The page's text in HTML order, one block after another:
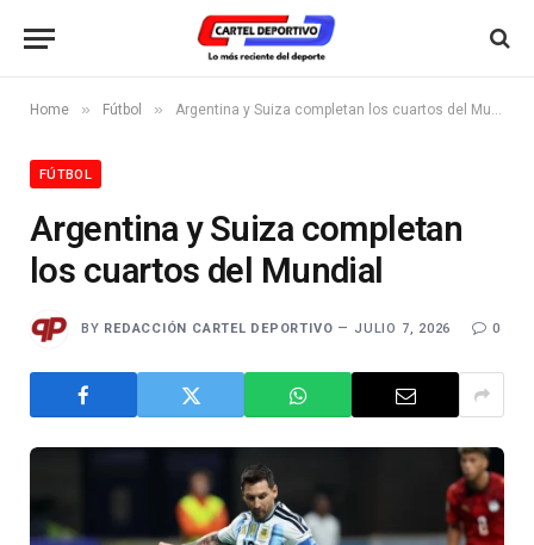
Home » Fútbol » Argentina y Suiza completan los cuartos del Mundial
FÚTBOL
Argentina y Suiza completan
los cuartos del Mundial
BY REDACCIÓN CARTEL DEPORTIVO JULIO 7, 2026 0